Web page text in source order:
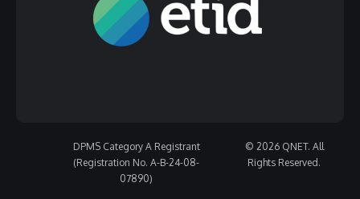
© 2026 QNET. All
Rights Reserved.
DPMS Category A Registrant
(Registration No. A-B-24-08-
07890)